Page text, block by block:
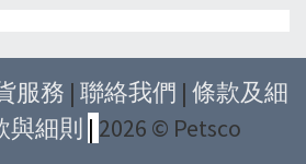
服務 | 聯絡我們 | 條款及細
與細則 | 2026 © Petsco